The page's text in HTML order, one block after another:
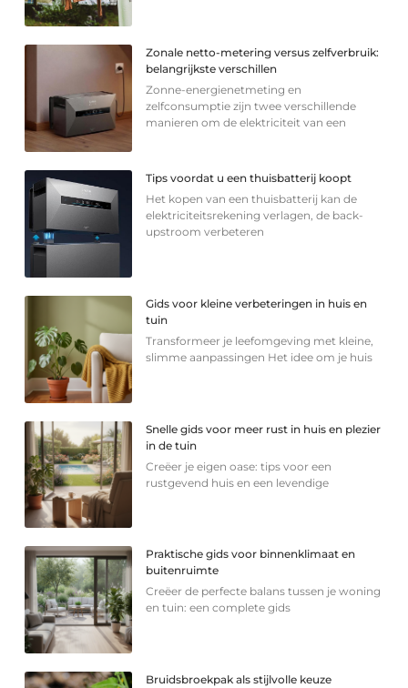
Zonale netto-metering versus zelfverbruik:
belangrijkste verschillen
Zonne-energienetmeting en
zelfconsumptie zijn twee verschillende
manieren om de elektriciteit van een
Tips voordat u een thuisbatterij koopt
Het kopen van een thuisbatterij kan de
elektriciteitsrekening verlagen, de back-
upstroom verbeteren
Gids voor kleine verbeteringen in huis en
tuin
Transformeer je leefomgeving met kleine,
slimme aanpassingen Het idee om je huis
Snelle gids voor meer rust in huis en plezier
in de tuin
Creëer je eigen oase: tips voor een
rustgevend huis en een levendige
Praktische gids voor binnenklimaat en
buitenruimte
Creëer de perfecte balans tussen je woning
en tuin: een complete gids
Bruidsbroekpak als stijlvolle keuze